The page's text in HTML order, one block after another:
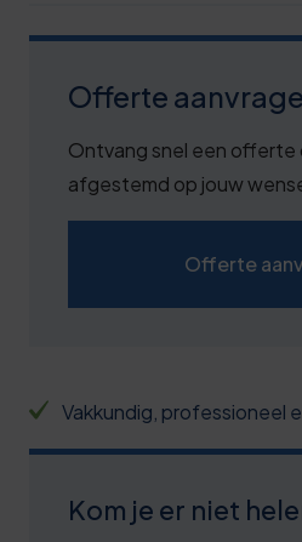
Offerte
Ontvang snel een offerte
afgestemd op jouw
Offerte
Vakkundig, professioneel
Kom je er niet
1
2
3
3
7
2
7
2
7
8
8
3
8